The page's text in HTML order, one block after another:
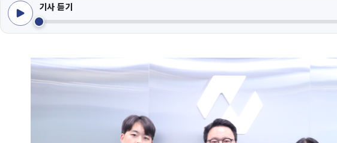
기사 듣기